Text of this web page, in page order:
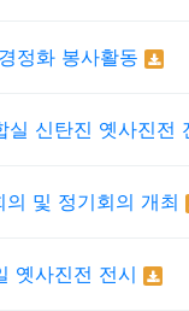
정화 봉사활동
실 신탄진 옛사진전
및 정기회의 개최
옛사진전 전시